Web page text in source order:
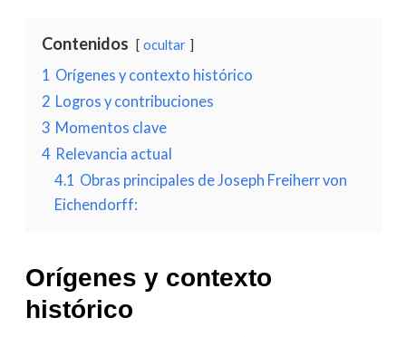
Contenidos ocultar
1 Orígenes y contexto histórico
2 Logros y contribuciones
3 Momentos clave
4 Relevancia actual
4.1 Obras principales de Joseph Freiherr von
Eichendorff:
Orígenes y contexto
histórico